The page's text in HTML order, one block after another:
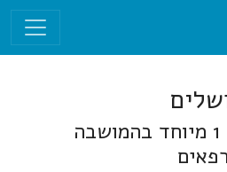
שינוי יעוד למגורים 1 מיוחד בהמושבה